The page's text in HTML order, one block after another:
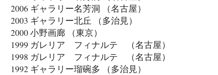
2006 ギャラリー名芳洞 （名古屋）
2003 ギャラリー北丘 （多治見）
2000 小野画廊 （東京）
1999 ガレリア フィナルテ （名古屋）
1998 ガレリア フィナルテ （名古屋）
1992 ギャラリー瑠碗多 （多治見）